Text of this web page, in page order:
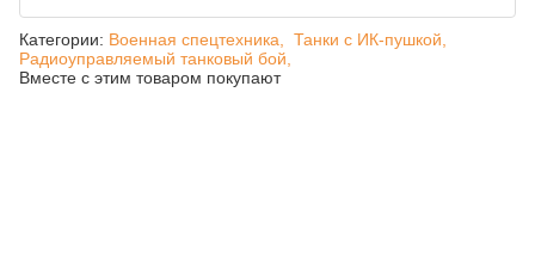
Категории: Военная спецтехника,
Танки с ИК-пушкой,
Радиоуправляемый танковый бой,
Вместе с этим товаром покупают